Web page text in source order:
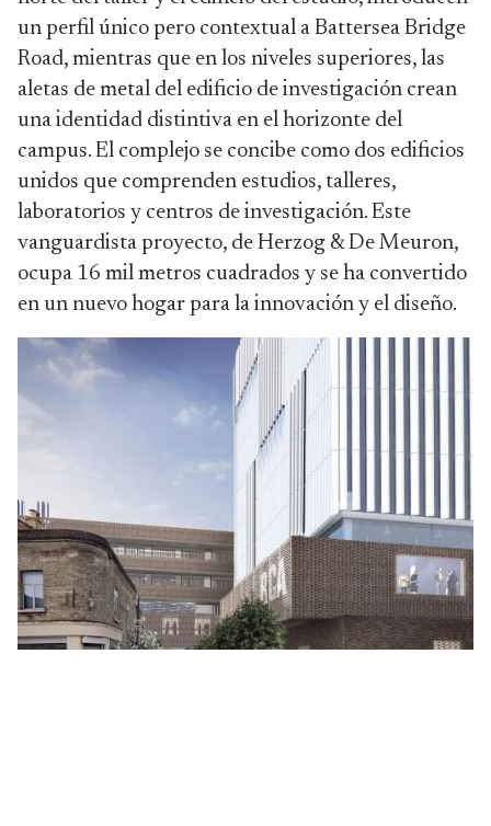
un perfil único pero contextual a Battersea Bridge
Road, mientras que en los niveles superiores, las
aletas de metal del edificio de investigación crean
una identidad distintiva en el horizonte del
campus. El complejo se concibe como dos edificios
unidos que comprenden estudios, talleres,
laboratorios y centros de investigación. Este
vanguardista proyecto, de Herzog & De Meuron,
ocupa 16 mil metros cuadrados y se ha convertido
en un nuevo hogar para la innovación y el diseño.